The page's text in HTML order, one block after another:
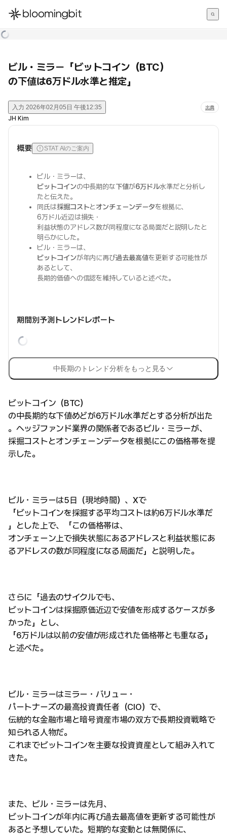
한국어
ビル・ミラー「ビットコイン（BTC）
の下値は6万ドル水準と推定」
入力 2026年02月05日 午後12:35 出典
JH Kim
概要 STAT AIのご案内
ビル・ミラーは、
ビットコインの中長期的な下値が6万ドル水準だと分析し
たと伝えた。
同氏は採掘コストとオンチェーンデータを根拠に、
6万ドル近辺は損失・
利益状態のアドレス数が同程度になる局面だと説明したと
明らかにした。
ビル・ミラーは、
ビットコインが年内に再び過去最高値を更新する可能性が
あるとして、
長期的価値への信認を維持していると述べた。
期間別予測トレンドレポート
中長期のトレンド分析をもっと見る
ビットコイン（BTC）
の中長期的な下値めどが6万ドル水準だとする分析が出た
。ヘッジファンド業界の関係者であるビル・ミラーが、
採掘コストとオンチェーンデータを根拠にこの価格帯を提
示した。
ビル・ミラーは5日（現地時間）、Xで
「ビットコインを採掘する平均コストは約6万ドル水準だ
」とした上で、「この価格帯は、
オンチェーン上で損失状態にあるアドレスと利益状態にあ
るアドレスの数が同程度になる局面だ」と説明した。
さらに「過去のサイクルでも、
ビットコインは採掘原価近辺で安値を形成するケースが多
かった」とし、
「6万ドルは以前の安値が形成された価格帯とも重なる」
と述べた。
ビル・ミラーはミラー・バリュー・
パートナーズの最高投資責任者（CIO）で、
伝統的な金融市場と暗号資産市場の双方で長期投資戦略で
知られる人物だ。
これまでビットコインを主要な投資資産として組み入れて
きた。
また、ビル・ミラーは先月、
ビットコインが年内に再び過去最高値を更新する可能性が
あると予想していた。短期的な変動とは無関係に、